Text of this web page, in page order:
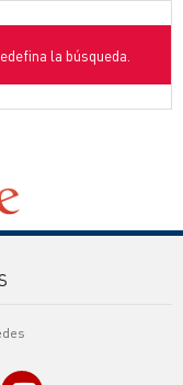
la búsqueda.